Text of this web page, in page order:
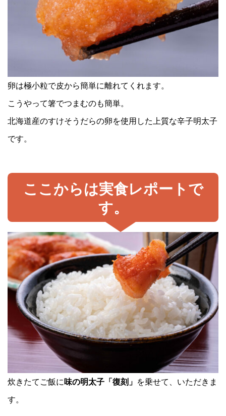
卵は極小粒で皮から簡単に離れてくれます。
こうやって箸でつまむのも簡単。
北海道産のすけそうだらの卵を使用した上質な辛子明太子
です。
ここからは実食レポートで
す。
炊きたてご飯に味の明太子「復刻」 を乗せて、いただきま
す。